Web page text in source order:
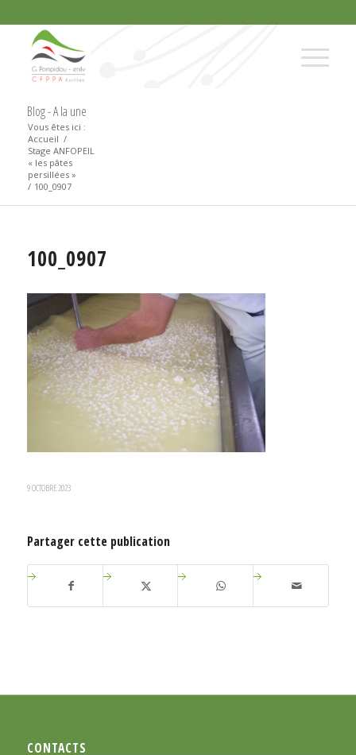
Blog - A la une
Vous êtes ici :
Accueil /
Stage ANFOPEIL
« les pâtes
persillées »
/ 100_0907
100_0907
9 OCTOBRE 2023
Partager cette publication
CONTACTS